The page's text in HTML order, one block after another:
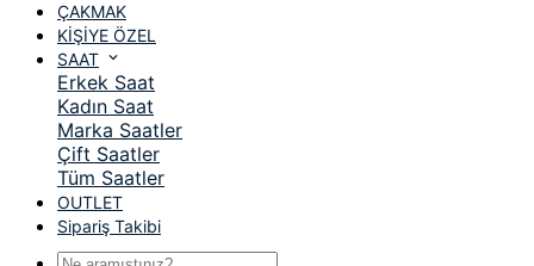
ÇAKMAK
KİŞİYE ÖZEL
SAAT
Erkek Saat
Kadın Saat
Marka Saatler
Çift Saatler
Tüm Saatler
OUTLET
Sipariş Takibi